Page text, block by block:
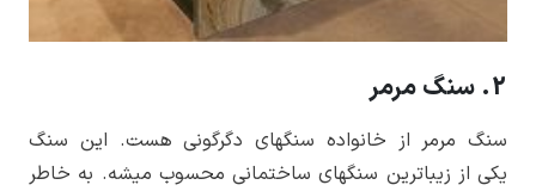
2. سنگ مرمر
سنگ مرمر از خانواده سنگ­های دگرگونی هست. این سنگ
یکی از زیباترین سنگ­های ساختمانی محسوب میشه. به خاطر